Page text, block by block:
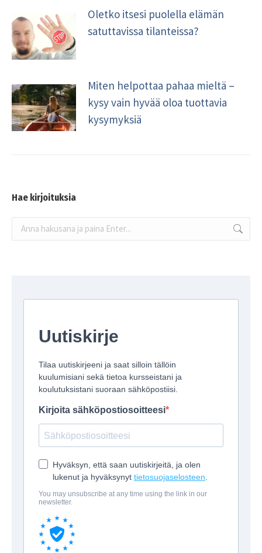
Oletko itsesi puolella elämän
satuttavissa tilanteissa?
Miten helpottaa pahaa mieltä –
kysy vain hyvää oloa tuottavia
kysymyksiä
Hae kirjoituksia
Search: